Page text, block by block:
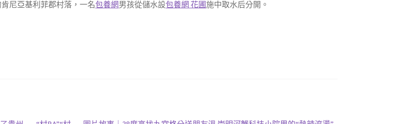
尼亞基利菲郡村落，一名包養網男孩從儲水設包養網 花圃施中取水后分開。